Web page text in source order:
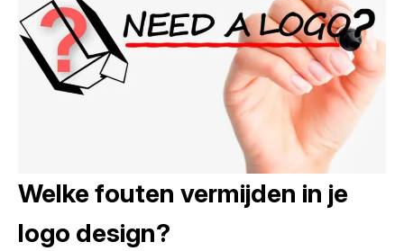
Welke fouten vermijden in je
logo design?